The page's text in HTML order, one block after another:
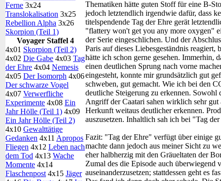
Ferne 3x24
Translokalisation 3x25
Rebellion Alpha 3x26
Skorpion (Teil 1)
Voyager Staffel 4
4x01 Skorpion (Teil 2)
4x02 Die Gabe 4x03 Tag
der Ehre 4x04 Nemesis
4x05 Der Isomorph 4x06
Der schwarze Vogel
4x07 Verwerfliche
Experimente 4x08 Ein
Jahr Hölle (Teil 1) 4x09
Ein Jahr Hölle (Teil 2)
4x10 Gewalttätige
Gedanken 4x11 Apropos
Fliegen 4x12 Leben nach
dem Tod 4x13 Wache
Momente 4x14
Flaschenpost 4x15 Jäger
Thematiken hätte guten Stoff für eine B-
jedoch letztendlich irgendwie dafür, dass
titelspendende Tag der Ehre gerät
"flattery won't get you any more oxygen"
der Serie eingeschlichen. Und der
Paris auf dieses Liebesgeständnis
hätte ich schon gerne gesehen. Immerhin,
einen deutlichen Sprung nach vorne
eingesteht, konnte mir grundsätzlich gut
schweben, gut gemacht. Wie ich bei den
deutliche Steigerung zu erkennen. Sowohl
Angriff der Caatari sahen wirklich sehr
Herkunft weitaus deutlicher erkennen.
auszusetzen. Inhaltlich sah ich bei "Tag
Fazit: "Tag der Ehre" verfügt über einige
machte dann jedoch aus meiner Sicht zu
eher halbherzig mit den Gräueltaten der
Zumal des die Episode auch überwiegend
auseinanderzusetzen; stattdessen geht es